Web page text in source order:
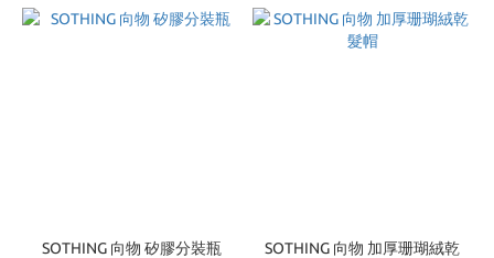
SOTHING 向物 矽膠分裝瓶
SOTHING 向物 加厚珊瑚絨乾